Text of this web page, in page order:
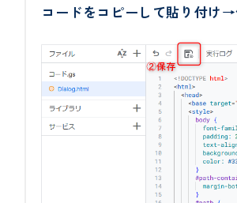
コードをコピーして貼り付け